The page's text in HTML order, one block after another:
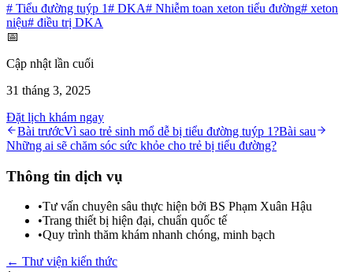
# Tiểu đường tuýp 1# DKA# Nhiễm toan xeton tiểu đường# xeton
niệu# điều trị DKA
📅
Cập nhật lần cuối
31 tháng 3, 2025
Đặt lịch khám ngay
Bài trướcVì sao trẻ sinh mổ dễ bị tiểu đường tuýp 1?Bài sau
Những ai sẽ chăm sóc sức khỏe cho trẻ bị tiểu đường?
Thông tin dịch vụ
•Tư vấn chuyên sâu thực hiện bởi BS Phạm Xuân Hậu
•Trang thiết bị hiện đại, chuẩn quốc tế
•Quy trình thăm khám nhanh chóng, minh bạch
← Thư viện kiến thức